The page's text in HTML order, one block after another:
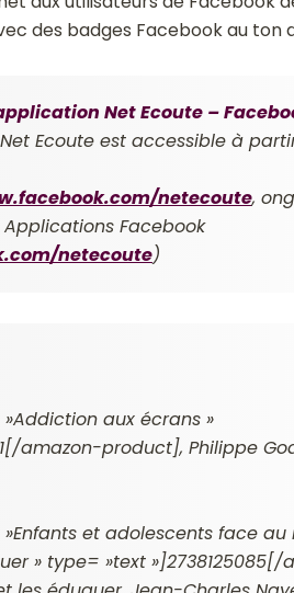
des badges Facebook au ton
Net Ecoute –
Ecoute est accessible à
netecoute,
Facebook
netecoute)
aux écrans »
amazon-product], Philippe
et adolescents face au
» type= »text